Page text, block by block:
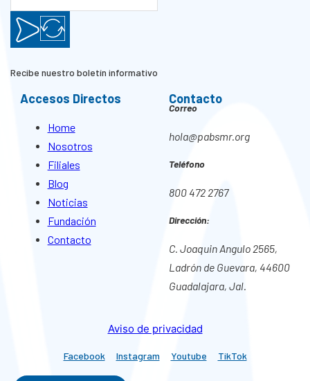
Recibe nuestro boletín informativo
Accesos Directos
Home
Nosotros
Filiales
Blog
Noticias
Fundación
Contacto
Contacto
Correo
hola@pabsmr.org
Teléfono
800 472 2767
Dirección:
C. Joaquin Angulo 2565,
Ladrón de Guevara, 44600
Guadalajara, Jal.
Aviso de privacidad
Facebook Instagram Youtube TikTok